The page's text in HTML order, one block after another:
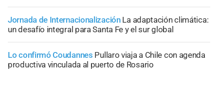
Jornada de Internacionalización La adaptación climática:
un desafío integral para Santa Fe y el sur global
Lo confirmó Coudannes Pullaro viaja a Chile con agenda
productiva vinculada al puerto de Rosario